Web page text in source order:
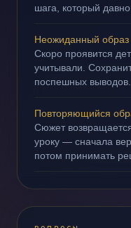
шага, который
Неожиданный образ
Скоро проявится
учитывали.
поспешных выводов.
Повторяющийся
Сюжет
уроку — сначала
потом принимать